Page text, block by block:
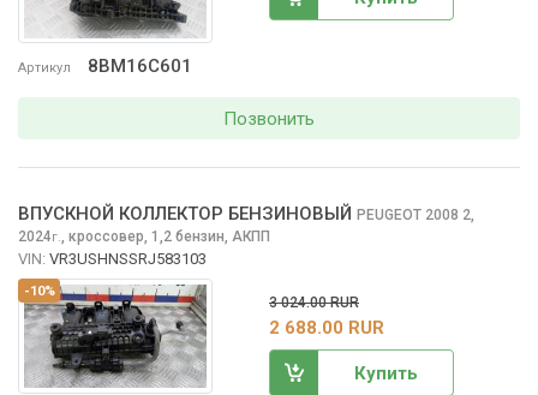
Артикул 8BM16C601
Позвонить
-10%
ВПУСКНОЙ КОЛЛЕКТОР БЕНЗИНОВЫЙ PEUGEOT 2008 2,
2024г. кроссовер, 1,2 бензин, АКПП
VIN: VR3USHNSSRJ583103
3 024.00 RUR
2 688.00 RUR
Купить